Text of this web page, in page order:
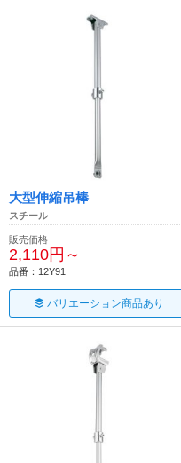
大型伸縮吊棒
スチール
販売価格
2,110円～
品番：12Y91
バリエーション商品あり